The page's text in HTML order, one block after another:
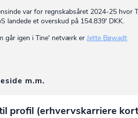
var for regnskabsåret 2024-25 hvor
landede et overskud på 154.839' DKK.
går igen i Tine' netværk er Jette Bøwadt
m.m.
profil (erhvervskarriere